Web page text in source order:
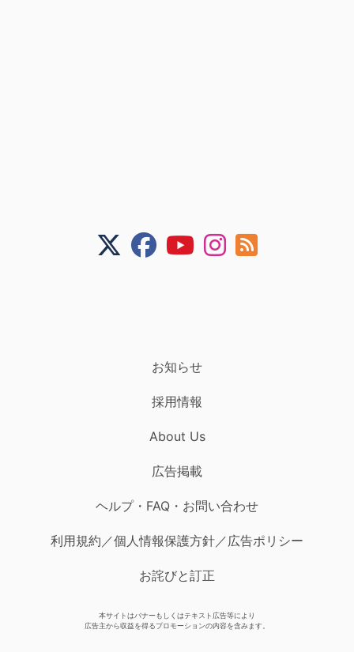
お知らせ
採用情報
About Us
広告掲載
ヘルプ・FAQ・お問い合わせ
利用規約／個人情報保護方針／広告ポリシー
お詫びと訂正
本サイトはバナーもしくはテキスト広告等により
広告主から収益を得るプロモーションの内容を含みます。